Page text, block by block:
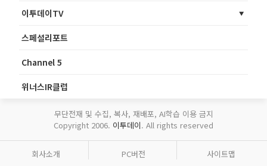
이투데이TV
스페셜리포트
Channel 5
위너스IR클럽
무단전재 및 수집, 복사, 재배포, AI학습 이용 금지
Copyright 2006. 이투데이. All rights reserved
회사소개 PC버전 사이트맵